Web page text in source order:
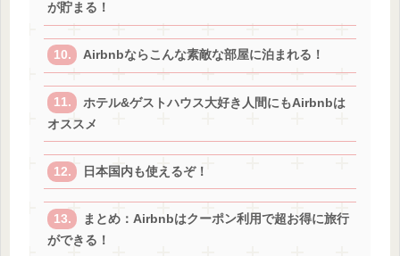
が貯まる！
Airbnbならこんな素敵な部屋に泊まれる！
ホテル&ゲストハウス大好き人間にもAirbnbは
オススメ
日本国内も使えるぞ！
まとめ：Airbnbはクーポン利用で超お得に旅行
ができる！